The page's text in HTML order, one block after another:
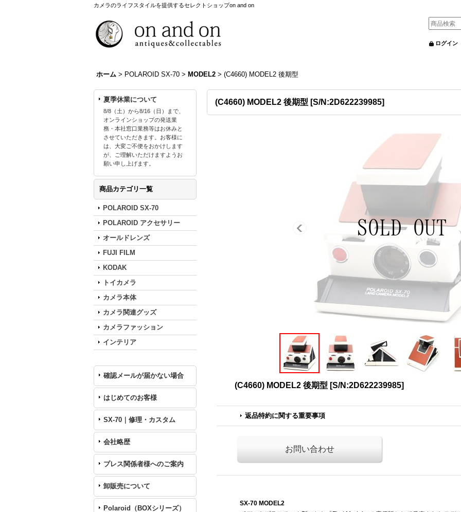
カメラのライフスタイルを提供するセレクトショップon and on
ログイン
ホーム > POLAROID SX-70 > MODEL2 > (C4660) MODEL2 後期型
夏季休業について
8/8（土）から8/16（日）まで、
オンラインショップの発送業
務・本社窓口業務等はお休みと
させていただきます。お客様に
は、大変ご不便をおかけします
が、ご理解いただけますようお
願い申し上げます。
商品カテゴリ一覧
POLAROID SX-70
POLAROID アクセサリー
オールドレンズ
FUJI FILM
KODAK
トイカメラ
カメラ本体
カメラ関連グッズ
カメラファッション
インテリア
確認メールが届かない場合
はじめてのお客様
SX-70｜修理・カスタム
会社略歴
プレス関係者様へのご案内
卸販売について
Polaroid（BOXシリーズ）
(C4660) MODEL2 後期型 [S/N:2D622239985]
(C4660) MODEL2 後期型 [S/N:2D622239985]
返品特約に関する重要事項
お問い合わせ
SX-70 MODEL2